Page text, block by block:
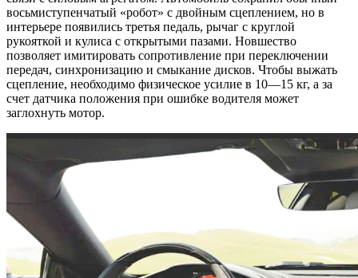
восьмиступенчатый «робот» с двойным сцеплением, но в
интерьере появились третья педаль, рычаг с круглой
рукояткой и кулиса с открытыми пазами. Новшество
позволяет имитировать сопротивление при переключении
передач, синхронизацию и смыкание дисков. Чтобы выжать
сцепление, необходимо физическое усилие в 10—15 кг, а за
счет датчика положения при ошибке водителя может
заглохнуть мотор.